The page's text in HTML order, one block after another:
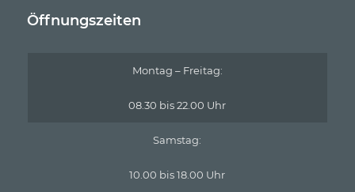
Öffnungszeiten
Montag – Freitag:
08.30 bis 22.00 Uhr
Samstag:
10.00 bis 18.00 Uhr